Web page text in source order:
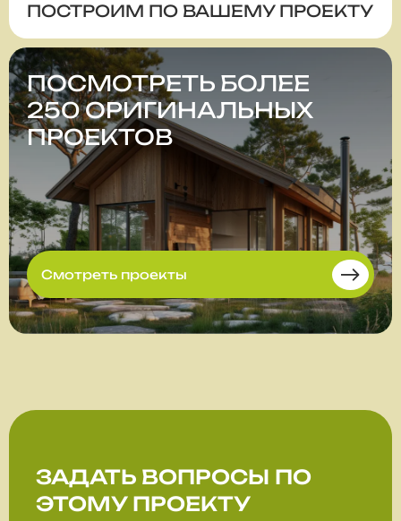
ПОСТРОИМ ПО ВАШЕМУ ПРОЕКТУ
ПОСМОТРЕТЬ БОЛЕЕ
250 ОРИГИНАЛЬНЫХ
ПРОЕКТОВ
Смотреть проекты
ЗАДАТЬ ВОПРОСЫ ПО
ЭТОМУ ПРОЕКТУ